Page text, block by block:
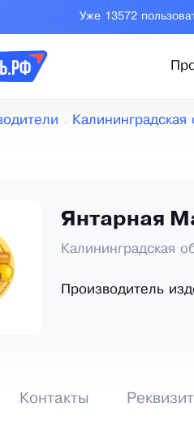
Уже 13572
Калининградская
Янтарная
Калининградская
Производитель
Контакты